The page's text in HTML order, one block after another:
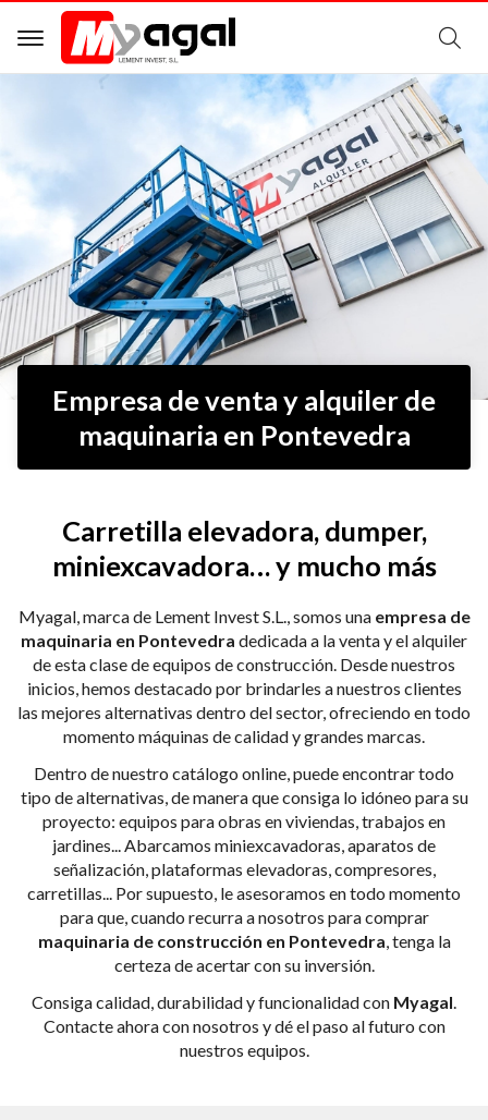
Empresa de venta y alquiler de
maquinaria en Pontevedra
Carretilla elevadora, dumper,
miniexcavadora… y mucho más
Myagal, marca de Lement Invest S.L., somos una empresa de
maquinaria en Pontevedra dedicada a la venta y el alquiler
de esta clase de equipos de construcción. Desde nuestros
inicios, hemos destacado por brindarles a nuestros clientes
las mejores alternativas dentro del sector, ofreciendo en todo
momento máquinas de calidad y grandes marcas.
Dentro de nuestro catálogo online, puede encontrar todo
tipo de alternativas, de manera que consiga lo idóneo para su
proyecto: equipos para obras en viviendas, trabajos en
jardines... Abarcamos miniexcavadoras, aparatos de
señalización, plataformas elevadoras, compresores,
carretillas... Por supuesto, le asesoramos en todo momento
para que, cuando recurra a nosotros para comprar
maquinaria de construcción en Pontevedra, tenga la
certeza de acertar con su inversión.
Consiga calidad, durabilidad y funcionalidad con Myagal.
Contacte ahora con nosotros y dé el paso al futuro con
nuestros equipos.